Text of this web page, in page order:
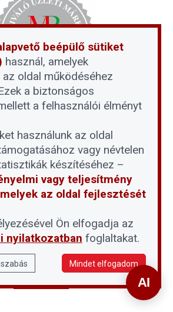
Háztartás szaklap és
konferenciák
beépülő sütiket
használ, amelyek
az oldal működéséhez
a biztonságos
a felhasználói élményt
használunk az oldal
vagy névtelen
készítéséhez –
vagy teljesítmény
az oldal fejlesztését
Ön elfogadja az
nyilatkozatban foglaltakat.
Mindet elfogadom